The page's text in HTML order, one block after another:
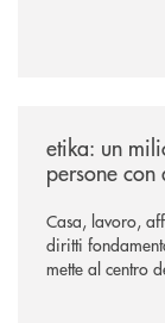
etika: un
persone
Casa, lavoro,
diritti
mette al centro